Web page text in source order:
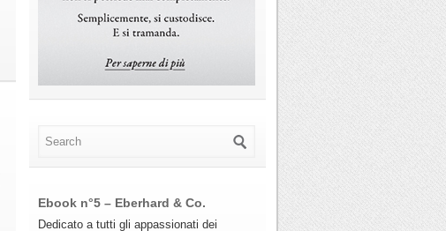
Ebook n°5 – Eberhard & Co.
Dedicato a tutti gli appassionati dei